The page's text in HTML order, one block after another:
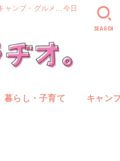
ャンプ・グルメ…今日
暮らし・子育て キャン
SEARCH